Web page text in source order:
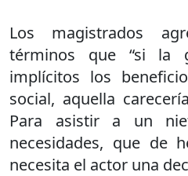
Los magistrados
términos que “si la
implícitos los
social, aquella
Para asistir a un
necesidades, que de
necesita el actor una